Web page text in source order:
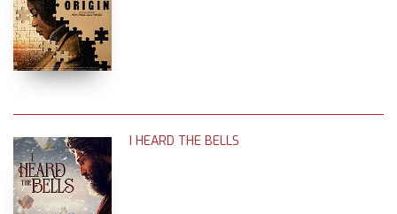
I HEARD THE BELLS